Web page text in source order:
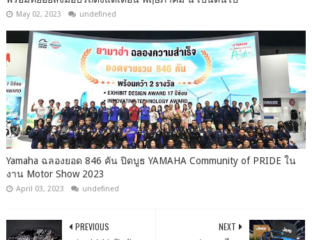
May 02, 2023 undefined
Yamaha ฉลองยอด 846 คัน ปิดบูธ YAMAHA Community of PRIDE ใน
งาน Motor Show 2023
April 03, 2023 undefined
NEXT
PREVIOUS